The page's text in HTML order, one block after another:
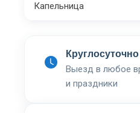
Капельница
Выезд в любое
и праздники